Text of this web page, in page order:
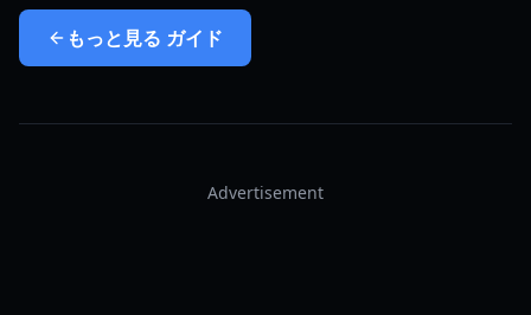
もっと見る ガイド
Advertisement